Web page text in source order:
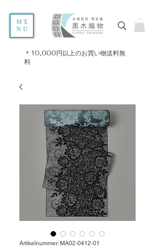
ME
NU
＊10,000円以上のお買い物送料無
料
Artikelnummer: MA02-0412-01